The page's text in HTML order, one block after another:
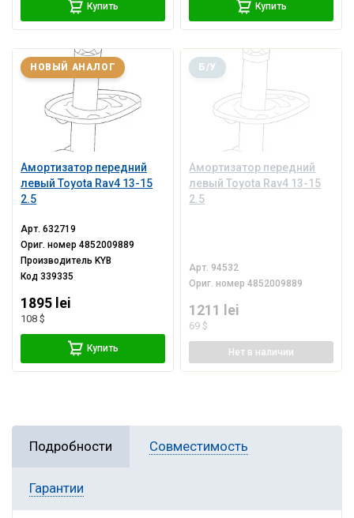
Купить Купить
Амортизатор передний
левый Toyota Rav4 13-15
2.5
НОВЫЙ АНАЛОГ
Арт.632719
Ориг. номер4852009889
Производитель KYB
Код339335
1895 lei
108 $
Купить
Амортизатор передний
левый Toyota Rav4 13-15
2.5
Б/У
Арт. 94532
Ориг. номер4852009889
1211 lei
69 $
Нет в наличии
Подробности Совместимость
Гарантии